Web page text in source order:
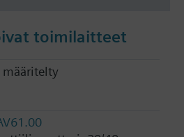
toimilaitteet
määritelty